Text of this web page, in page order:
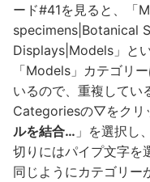
ード#41を見ると、「
specimens|Botanical
Displays|Models」と
「Models」カテゴリ
いるので、重複してい
Categoriesの▽をクリ
ルを結合… 」を選択し
切りにはパイプ文字を
同じようにカテゴリー